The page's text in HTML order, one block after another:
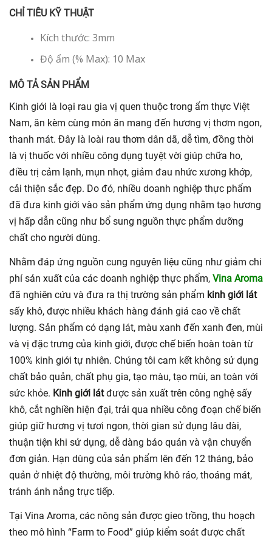
CHỈ TIÊU KỸ THUẬT
Kích thước: 3mm
Độ ẩm (% Max): 10 Max
MÔ TẢ SẢN PHẨM
Kinh giới là loại rau gia vị quen thuộc trong ẩm thực Việt
Nam, ăn kèm cùng món ăn mang đến hương vị thơm ngon,
thanh mát. Đây là loài rau thơm dân dã, dễ tìm, đồng thời
là vị thuốc với nhiều công dụng tuyệt vời giúp chữa ho,
điều trị cảm lạnh, mụn nhọt, giảm đau nhức xương khớp,
cải thiện sắc đẹp. Do đó, nhiều doanh nghiệp thực phẩm
đã đưa kinh giới vào sản phẩm ứng dụng nhằm tạo hương
vị hấp dẫn cũng như bổ sung nguồn thực phẩm dưỡng
chất cho người dùng.
Nhằm đáp ứng nguồn cung nguyên liệu cũng như giảm chi
phí sản xuất của các doanh nghiệp thực phẩm, Vina Aroma
đã nghiên cứu và đưa ra thị trường sản phẩm kinh giới lát
sấy khô, được nhiều khách hàng đánh giá cao về chất
lượng. Sản phẩm có dạng lát, màu xanh đến xanh đen, mùi
và vị đặc trưng của kinh giới, được chế biến hoàn toàn từ
100% kinh giới tự nhiên. Chúng tôi cam kết không sử dụng
chất bảo quản, chất phụ gia, tạo màu, tạo mùi, an toàn với
sức khỏe. Kinh giới látđược sản xuất trên công nghệ sấy
khô, cắt nghiền hiện đại, trải qua nhiều công đoạn chế biến
giúp giữ hương vị tươi ngon, thời gian sử dụng lâu dài,
thuận tiện khi sử dụng, dễ dàng bảo quản và vận chuyển
đơn giản. Hạn dùng của sản phẩm lên đến 12 tháng, bảo
quản ở nhiệt độ thường, môi trường khô ráo, thoáng mát,
tránh ánh nắng trực tiếp.
Tại Vina Aroma, các nông sản được gieo trồng, thu hoạch
theo mô hình “Farm to Food” giúp kiểm soát được chất